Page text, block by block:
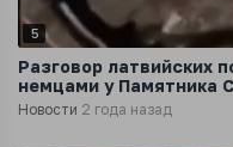
5
Разговор латвийских
немцами у Памятника
Новости 2 года назад